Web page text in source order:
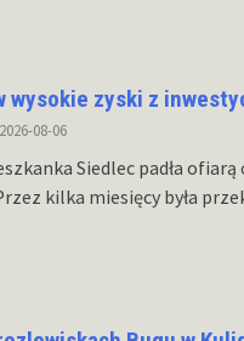
wysokie zyski z
08-06
Siedlec padła
kilka miesięcy była